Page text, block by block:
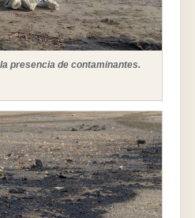
presencia de contaminantes.